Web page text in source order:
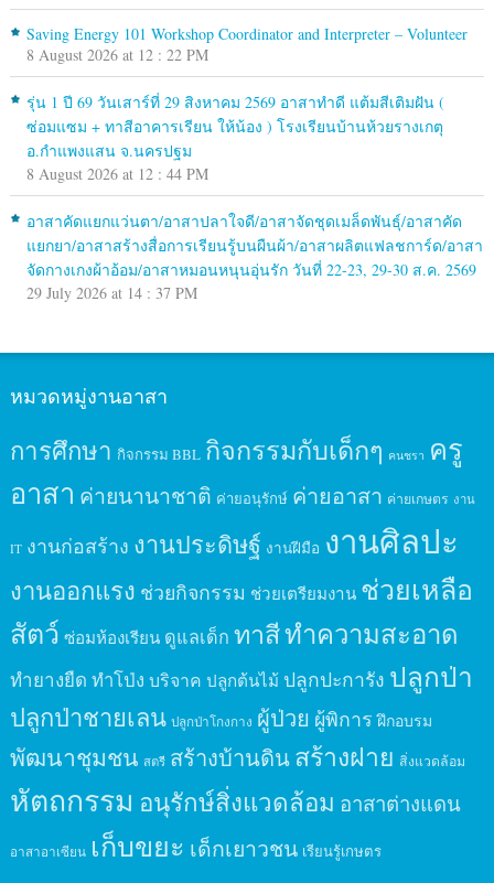
Saving Energy 101 Workshop Coordinator and Interpreter – Volunteer
8 August 2026 at 12 : 22 PM
รุ่น 1 ปี 69 วันเสาร์ที่ 29 สิงหาคม 2569 อาสาทำดี แต้มสีเติมฝัน (
ซ่อมแซม + ทาสีอาคารเรียน ให้น้อง ) โรงเรียนบ้านห้วยรางเกตุ
อ.กำแพงแสน จ.นครปฐม
8 August 2026 at 12 : 44 PM
อาสาคัดแยกแว่นตา/อาสาปลาใจดี/อาสาจัดชุดเมล็ดพันธุ์/อาสาคัด
แยกยา/อาสาสร้างสื่อการเรียนรู้บนผืนผ้า/อาสาผลิตแฟลชการ์ด/อาสา
จัดกางเกงผ้าอ้อม/อาสาหมอนหนุนอุ่นรัก วันที่ 22-23, 29-30 ส.ค. 2569
29 July 2026 at 14 : 37 PM
หมวดหมู่งานอาสา
การศึกษา กิจกรรม BBL กิจกรรมกับเด็กๆ คนชรา ครู
อาสา ค่ายนานาชาติ ค่ายอนุรักษ์ ค่ายอาสา ค่ายเกษตร งาน
IT งานก่อสร้าง งานประดิษฐ์ งานฝีมือ งานศิลปะ
งานออกแรง ช่วยกิจกรรม ช่วยเตรียมงาน ช่วยเหลือ
สัตว์ ซ่อมห้องเรียน ดูแลเด็ก ทาสีทำความสะอาด
ทำยางยืด ทำโป่ง บริจาค ปลูกต้นไม้ ปลูกปะการัง ปลูกป่า
ปลูกป่าชายเลน ปลูกป่าโกงกาง ผู้ป่วย ผู้พิการ ฝึกอบรม
พัฒนาชุมชน สตรี สร้างบ้านดินสร้างฝาย สิ่งแวดล้อม
หัตถกรรม อนุรักษ์สิ่งแวดล้อม อาสาต่างแดน
อาสาอาเซียน เก็บขยะ เด็กเยาวชน เรียนรู้เกษตร